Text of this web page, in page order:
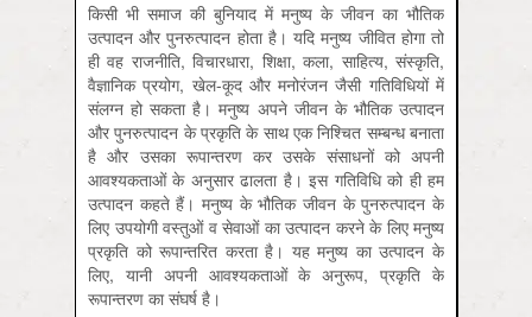
किसी भी समाज की बुनियाद में मनुष्य के जीवन का भौतिक
उत्पादन और पुनरुत्पादन होता है। यदि मनुष्य जीवित होगा तो
ही वह राजनीति, विचारधारा, शिक्षा, कला, साहित्य, संस्कृति,
वैज्ञानिक प्रयोग, खेल-कूद और मनोरंजन जैसी गतिविधियों में
संलग्न हो सकता है। मनुष्य अपने जीवन के भौतिक उत्पादन
और पुनरुत्पादन के प्रकृति के साथ एक निश्चित सम्बन्ध बनाता
है और उसका रूपान्तरण कर उसके संसाधनों को अपनी
आवश्यकताओं के अनुसार ढालता है। इस गतिविधि को ही हम
उत्पादन कहते हैं। मनुष्य के भौतिक जीवन के पुनरुत्पादन के
लिए उपयोगी वस्तुओं व सेवाओं का उत्पादन करने के लिए मनुष्य
प्रकृति को रूपान्तरित करता है। यह मनुष्य का उत्पादन के
लिए, यानी अपनी आवश्यकताओं के अनुरूप, प्रकृति के
रूपान्तरण का संघर्ष है।